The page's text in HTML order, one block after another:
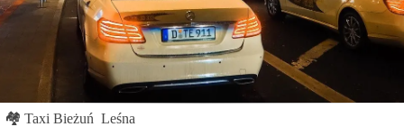
🏘 Taxi Bieżuń Leśna